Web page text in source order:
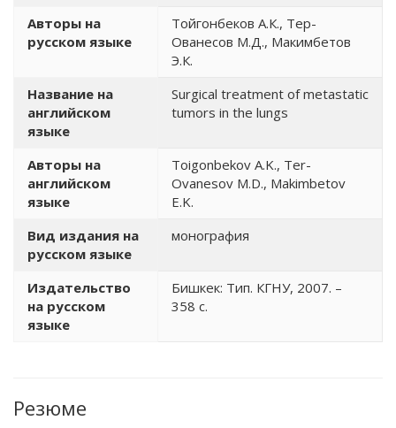
Авторы на
русском языке
Тойгонбеков А.К., Тер-
Ованесов М.Д., Макимбетов
Э.К.
Название на
английском
языке
Surgical treatment of metastatic
tumors in the lungs
Авторы на
английском
языке
Toigonbekov A.K., Ter-
Ovanesov M.D., Makimbetov
E.K.
Вид издания на
русском языке
монография
Издательство
на русском
языке
Бишкек: Тип. КГНУ, 2007. –
358 с.
Резюме